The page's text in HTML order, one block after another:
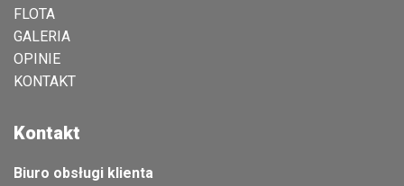
FLOTA
GALERIA
OPINIE
KONTAKT
Kontakt
Biuro obsługi klienta